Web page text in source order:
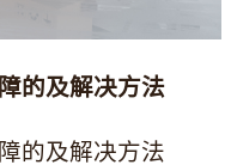
的及解决方法
的及解决方法